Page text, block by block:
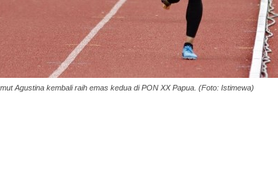
Agustina kembali raih emas kedua di PON XX Papua. (Foto: Istimewa)